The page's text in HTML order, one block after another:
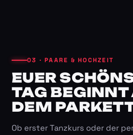
03 · PAARE & HOCHZEIT
EUER
TAG BEGINNT
DEM
Ob erster Tanzkurs oder der